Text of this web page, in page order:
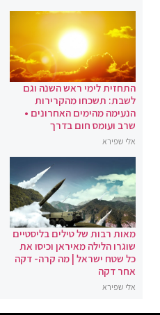
התחזית לימי ראש השנה וגם
לשבת: תשכחו מהקרירות
הנעימה מהימים האחרונים •
שרב ועומס חום בדרך
אלי שפירא
מאות רבות של טילים בליסטיים
שוגרו הלילה מאיראן וכיסו את
כל שטח ישראל | מה קרה- דקה
אחר דקה
אלי שפירא